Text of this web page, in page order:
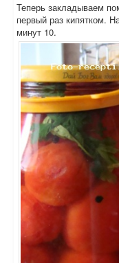
Теперь закладываем
первый раз кипятком.
минут 10.